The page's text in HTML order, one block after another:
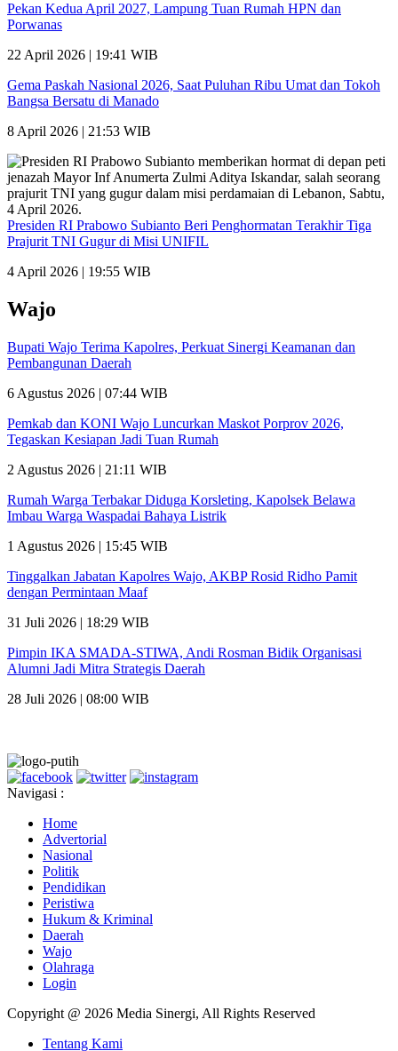
Pekan Kedua April 2027, Lampung Tuan Rumah HPN dan
Porwanas
22 April 2026 | 19:41 WIB
Gema Paskah Nasional 2026, Saat Puluhan Ribu Umat dan Tokoh
Bangsa Bersatu di Manado
8 April 2026 | 21:53 WIB
Presiden RI Prabowo Subianto Beri Penghormatan Terakhir Tiga
Prajurit TNI Gugur di Misi UNIFIL
4 April 2026 | 19:55 WIB
Wajo
Bupati Wajo Terima Kapolres, Perkuat Sinergi Keamanan dan
Pembangunan Daerah
6 Agustus 2026 | 07:44 WIB
Pemkab dan KONI Wajo Luncurkan Maskot Porprov 2026,
Tegaskan Kesiapan Jadi Tuan Rumah
2 Agustus 2026 | 21:11 WIB
Rumah Warga Terbakar Diduga Korsleting, Kapolsek Belawa
Imbau Warga Waspadai Bahaya Listrik
1 Agustus 2026 | 15:45 WIB
Tinggalkan Jabatan Kapolres Wajo, AKBP Rosid Ridho Pamit
dengan Permintaan Maaf
31 Juli 2026 | 18:29 WIB
Pimpin IKA SMADA-STIWA, Andi Rosman Bidik Organisasi
Alumni Jadi Mitra Strategis Daerah
28 Juli 2026 | 08:00 WIB
Navigasi :
Home
Advertorial
Nasional
Politik
Pendidikan
Peristiwa
Hukum & Kriminal
Daerah
Wajo
Olahraga
Login
Copyright @ 2026 Media Sinergi, All Rights Reserved
Tentang Kami